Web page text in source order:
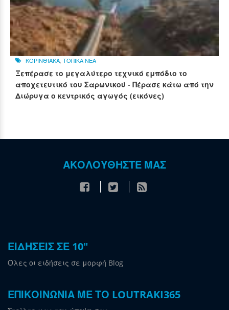
ΚΟΡΙΝΘΙΑΚΑ ΤΟΠΙΚΑ ΝΕΑ
Ξεπέρασε το μεγαλύτερο τεχνικό εμπόδιο το
αποχετευτικό του Σαρωνικού - Πέρασε κάτω από την
Διώρυγα ο κεντρικός αγωγός (εικόνες)
ΑΚΟΛΟΥΘΗΣΤΕ ΜΑΣ
ΕΙΔΗΣΕΙΣ ΣΕ 10"
Όλες οι ειδήσεις σε μορφή Blog
ΕΠΙΚΟΙΝΩΝΙΑ ΜΕ ΤΟ LOUTRAKI365